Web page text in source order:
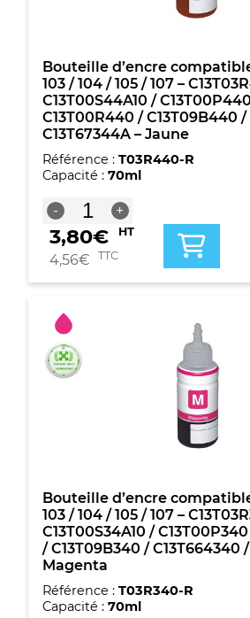
Bouteille d’encre
103 / 104 / 105 / 107 –
C13T00S44A10 /
C13T00R440 / C13T09B440
C13T67344A – Jaune
Référence : T03R440-R
Capacité : 70ml
-
quantité
de
Bouteille
d'encre
Epson
/
103
/
104
C13T00S44A10
/
C13T00P440
/
C13T00R440
/
C13T09B440
+
3,80€ HT
4,56€ TTC
Bouteille d’encre
103 / 104 / 105 / 107 –
C13T00S34A10 /
/ C13T09B340 / C13T664340
Magenta
Référence : T03R340-R
Capacité : 70ml